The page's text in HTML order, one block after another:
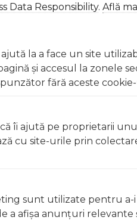
Data Responsibility. Află
la a face un site
şi accesul la zonele
fără aceste
îi ajută pe proprietarii
cu site-urile prin
sunt utilizate pentru
a afişa anunţuri